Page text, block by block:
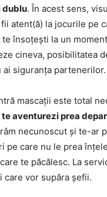
dublu. În acest sens,
atent(ă) la jocurile pe
însoțești la un
cineva, posibilitatea
ai siguranța partenerilor.
mascații este total
te aventurezi prea
necunoscut și te-ar
pe care nu le prea
te păcălesc. La
care vor supăra șefii.